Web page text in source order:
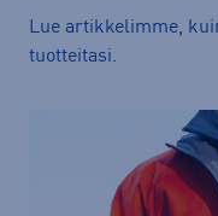
Lue artikkelimme,
tuotteitasi.